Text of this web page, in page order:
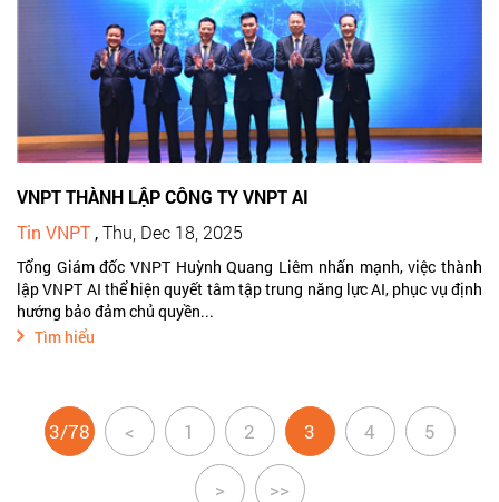
VNPT THÀNH LẬP CÔNG TY VNPT AI
Tin VNPT ,Thu, Dec 18, 2025
Tổng Giám đốc VNPT Huỳnh Quang Liêm nhấn mạnh, việc thành
lập VNPT AI thể hiện quyết tâm tập trung năng lực AI, phục vụ định
hướng bảo đảm chủ quyền...
Tìm hiểu
3/78 < 1 2 3 4 5
> >>